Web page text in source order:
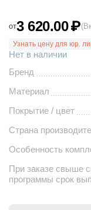
от3 620.00₽
Узнать цену для юр.
Нет в наличии
Бренд
Материал
Покрытие / цвет
Страна
Особенность
При заказе свыше
программы срок